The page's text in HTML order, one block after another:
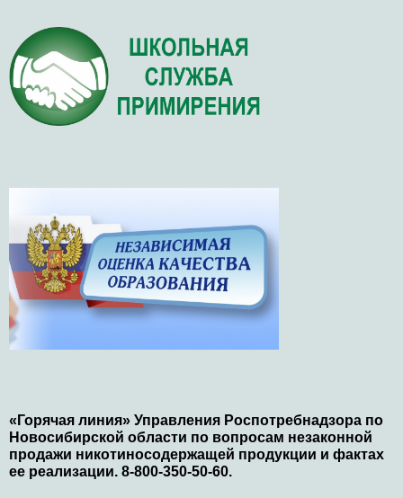
«Горячая линия» Управления Роспотребнадзора по
Новосибирской области по вопросам незаконной
продажи никотиносодержащей продукции и фактах
ее реализации. 8-800-350-50-60.